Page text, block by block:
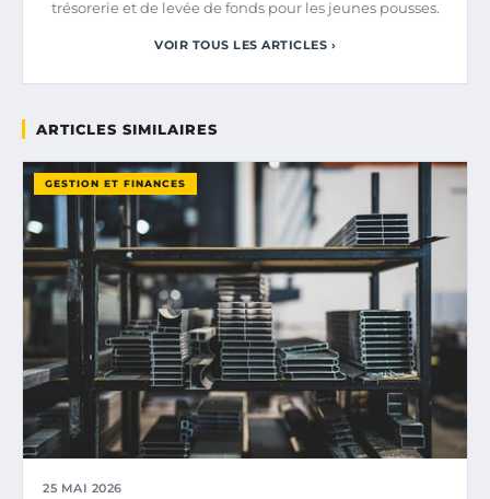
trésorerie et de levée de fonds pour les jeunes pousses.
VOIR TOUS LES ARTICLES ›
ARTICLES SIMILAIRES
GESTION ET FINANCES
25 MAI 2026